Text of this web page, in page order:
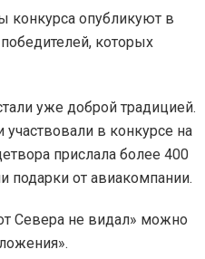
конкурса опубликуют в
которых
уже доброй традицией.
в конкурсе на
прислала более 400
подарки от авиакомпании.
Севера не видал» можно